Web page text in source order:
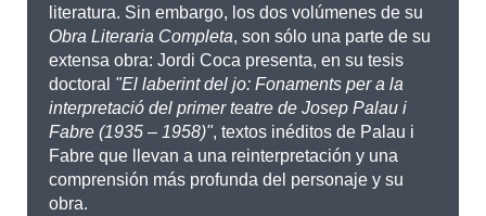
literatura. Sin embargo, los dos volúmenes de su
Obra Literaria Completa, son sólo una parte de su
extensa obra: Jordi Coca presenta, en su tesis
doctoral "El laberint del jo: Fonaments per a la
interpretació del primer teatre de Josep Palau i
Fabre (1935 – 1958)", textos inéditos de Palau i
Fabre que llevan a una reinterpretación y una
comprensión más profunda del personaje y su
obra.